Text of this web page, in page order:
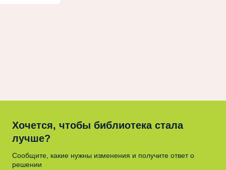
Хочется, чтобы библиотека стала
лучше?
Сообщите, какие нужны изменения и получите ответ о
решении